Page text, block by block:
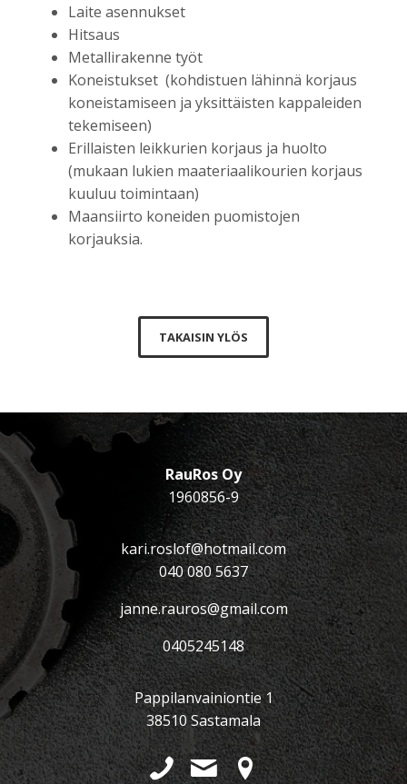
Laite asennukset
Hitsaus
Metallirakenne työt
Koneistukset (kohdistuen lähinnä korjaus
koneistamiseen ja yksittäisten kappaleiden
tekemiseen)
Erillaisten leikkurien korjaus ja huolto
(mukaan lukien maateriaalikourien korjaus
kuuluu toimintaan)
Maansiirto koneiden puomistojen
korjauksia.
TAKAISIN YLÖS
RauRos Oy
1960856-9
kari.roslof@hotmail.com
040 080 5637
janne.rauros@gmail.com
0405245148
Pappilanvainiontie 1
38510 Sastamala